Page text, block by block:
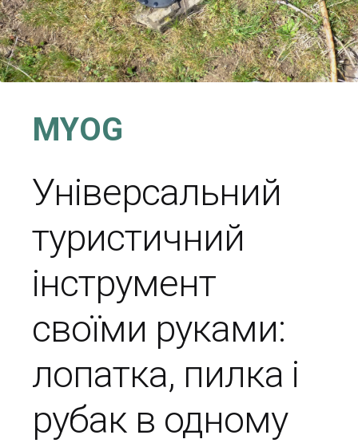
MYOG
Універсальний
туристичний
інструмент
своїми руками:
лопатка, пилка і
рубак в одному